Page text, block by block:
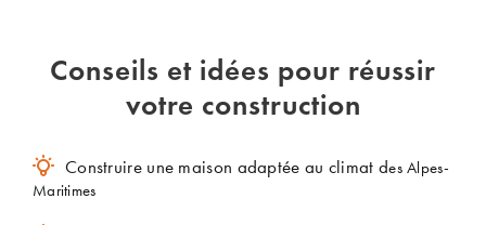
Conseils et idées pour réussir
votre construction
Construire une maison adaptée au climat des Alpes-
Maritimes